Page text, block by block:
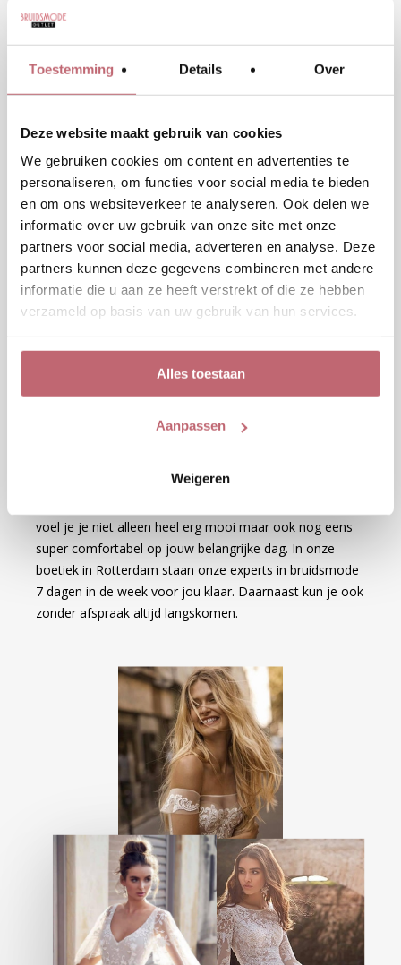
Toestemming Details Over
Deze website maakt gebruik van cookies
We gebruiken cookies om content en advertenties te
personaliseren, om functies voor social media te bieden
en om ons websiteverkeer te analyseren. Ook delen we
informatie over uw gebruik van onze site met onze
partners voor social media, adverteren en analyse. Deze
partners kunnen deze gegevens combineren met andere
informatie die u aan ze heeft verstrekt of die ze hebben
verzameld op basis van uw gebruik van hun services.
Alles toestaan
Aanpassen
Weigeren
liefde. Juist daarom is een rode trouwjurk zo ontzettend
geschikt voor de prachtige dag waarop je jouw geliefde
ongetwijfeld voor een wow-effect. De experts in onze
winkel kijken graag met je mee of rood helemaal jouw
kleur is en geven je een op maat gemaakt advies.
TROUWJURK
Wanneer je op zoek bent naar een trouwjurk in het rood
is de kleur niet het enige wat van belang is. Het is
natuurlijk ook heel belangrijk om goed na te denken
over welke materialen je graag verwerkt wil hebben in
mooi mogelijk uit te laten zien. Ons eigen atelier zal de
voel je je niet alleen heel erg mooi maar ook nog eens
super comfortabel op jouw belangrijke dag. In onze
boetiek in Rotterdam staan onze experts in bruidsmode
7 dagen in de week voor jou klaar. Daarnaast kun je ook
zonder afspraak altijd langskomen.
Close
Close